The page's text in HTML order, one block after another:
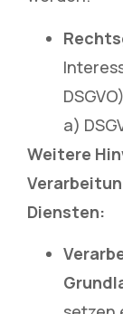
a)
Weitere
Diensten: